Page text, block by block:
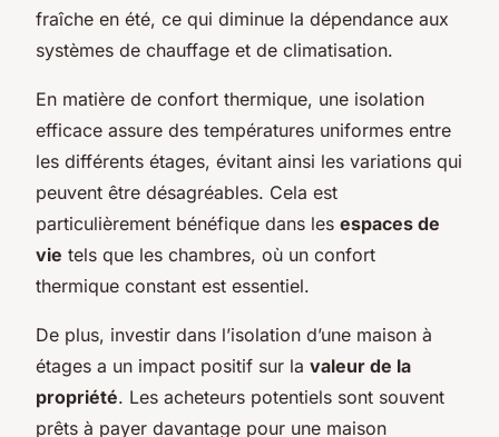
fraîche en été, ce qui diminue la dépendance aux
systèmes de chauffage et de climatisation.
En matière de confort thermique, une isolation
efficace assure des températures uniformes entre
les différents étages, évitant ainsi les variations qui
peuvent être désagréables. Cela est
particulièrement bénéfique dans les espaces de
vie tels que les chambres, où un confort
thermique constant est essentiel.
De plus, investir dans l’isolation d’une maison à
étages a un impact positif sur la valeur de la
propriété. Les acheteurs potentiels sont souvent
prêts à payer davantage pour une maison